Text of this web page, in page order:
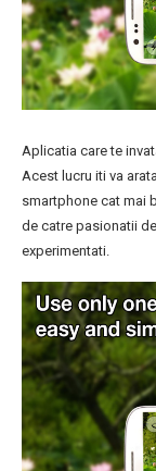
Aplicatia care te
Acest lucru iti va
smartphone cat mai
de catre pasionatii
experimentati.